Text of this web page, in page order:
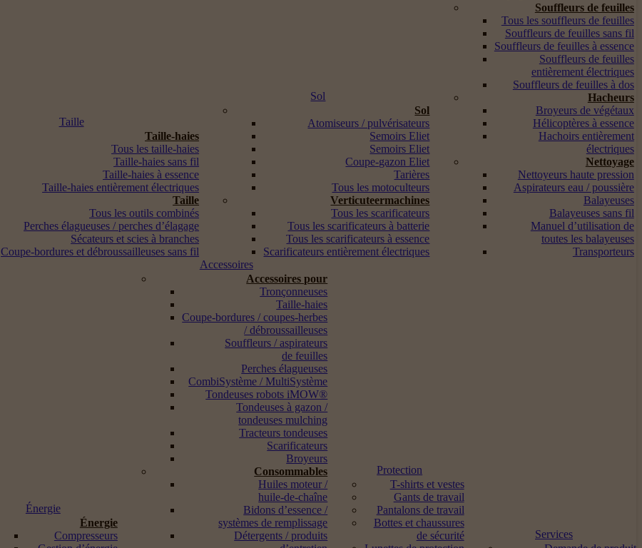
Taille
Taille-haies
Tous les taille-haies
Taille-haies sans fil
Taille-haies à essence
Taille-haies entièrement électriques
Taille
Tous les outils combinés
Perches élagueuses / perches d’élagage
Sécateurs et scies à branches
Coupe-bordures et débroussailleuses sans fil
Sol
Sol
Atomiseurs / pulvérisateurs
Semoirs Eliet
Semoirs Eliet
Coupe-gazon Eliet
Tarières
Tous les motoculteurs
Verticuteermachines
Tous les scarificateurs
Tous les scarificateurs à batterie
Tous les scarificateurs à essence
Scarificateurs entièrement électriques
Souffleurs de feuilles
Tous les souffleurs de feuilles
Souffleurs de feuilles sans fil
Souffleurs de feuilles à essence
Souffleurs de feuilles
entièrement électriques
Souffleurs de feuilles à dos
Hacheurs
Broyeurs de végétaux
Hélicoptères à essence
Hachoirs entièrement
électriques
Nettoyage
Nettoyeurs haute pression
Aspirateurs eau / poussière
Balayeuses
Balayeuses sans fil
Manuel d’utilisation de
toutes les balayeuses
Transporteurs
Énergie
Énergie
Compresseurs
Accessoires
Accessoires pour
Tronçonneuses
Taille-haies
Coupe-bordures / coupes-herbes
/ débroussailleuses
Souffleurs / aspirateurs
de feuilles
Perches élagueuses
CombiSystème / MultiSystème
Tondeuses robots iMOW®
Tondeuses à gazon /
tondeuses mulching
Tracteurs tondeuses
Scarificateurs
Broyeurs
Consommables
Huiles moteur /
huile-de-chaîne
Bidons d’essence /
systèmes de remplissage
Détergents / produits
Protection
T-shirts et vestes
Gants de travail
Pantalons de travail
Bottes et chaussures
de sécurité
Services